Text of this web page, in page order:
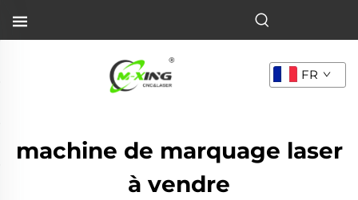
FR
machine de marquage laser
à vendre